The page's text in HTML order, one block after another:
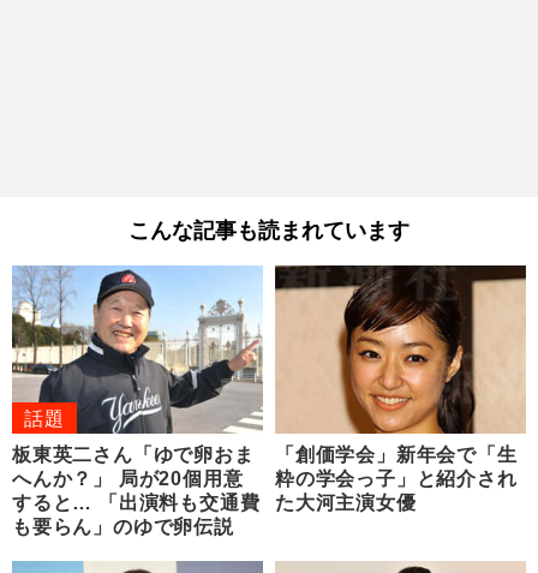
こんな記事も読まれています
話題
板東英二さん「ゆで卵おま
へんか？」 局が20個用意
すると… 「出演料も交通費
も要らん」のゆで卵伝説
「創価学会」新年会で「生
粋の学会っ子」と紹介され
た大河主演女優